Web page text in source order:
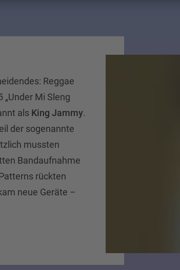
Reggae
Mi Sleng
als King Jammy.
der sogenannte
mussten
Bandaufnahme
rückten
neue Geräte –